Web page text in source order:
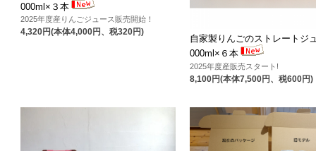
000ml×３本
2025年度産りんごジュース販売開始！
4,320円(本体4,000円、税320円)
自家製りんごのストレートジ
000ml×６本
2025年度産販売スタート!
8,100円(本体7,500円、税600円)